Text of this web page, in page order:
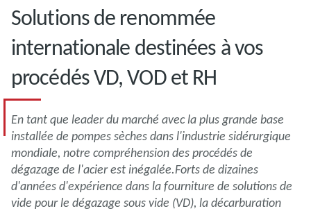
Solutions de renommée
internationale destinées à vos
procédés VD, VOD et RH
En tant que leader du marché avec la plus grande base
installée de pompes sèches dans l'industrie sidérurgique
mondiale, notre compréhension des procédés de
dégazage de l'acier est inégalée.Forts de dizaines
d'années d'expérience dans la fourniture de solutions de
vide pour le dégazage sous vide (VD), la décarburation